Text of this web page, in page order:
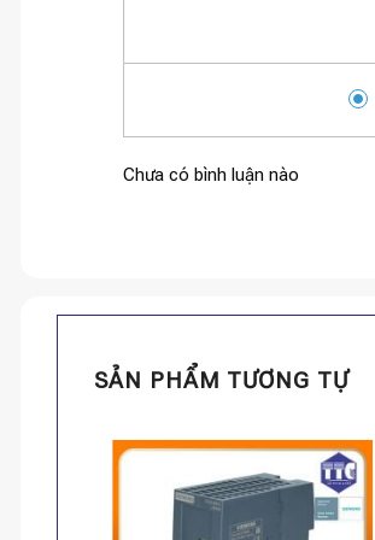
Chưa có bình luận nào
SẢN PHẨM TƯƠNG TỰ